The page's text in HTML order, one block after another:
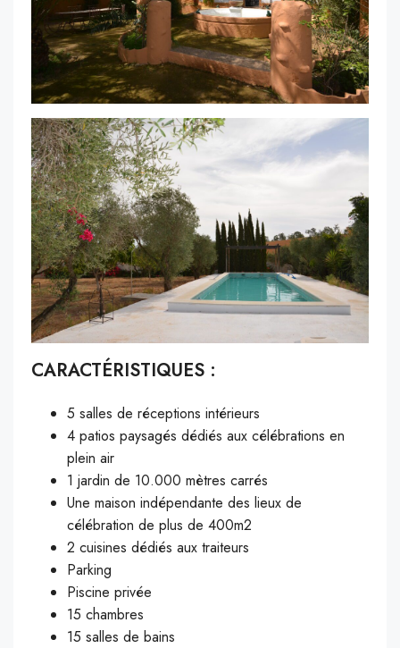
CARACTÉRISTIQUES :
5 salles de réceptions intérieurs
4 patios paysagés dédiés aux célébrations en
plein air
1 jardin de 10.000 mètres carrés
Une maison indépendante des lieux de
célébration de plus de 400m2
2 cuisines dédiés aux traiteurs
Parking
Piscine privée
15 chambres
15 salles de bains